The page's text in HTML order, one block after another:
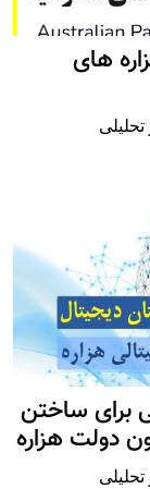
های
برای ساختن
دولت هزاره